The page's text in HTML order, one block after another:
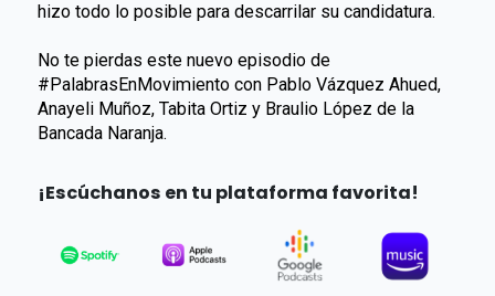
hizo todo lo posible para descarrilar su candidatura.
No te pierdas este nuevo episodio de
#PalabrasEnMovimiento con Pablo Vázquez Ahued,
Anayeli Muñoz, Tabita Ortiz y Braulio López de la
Bancada Naranja.
¡Escúchanos en tu plataforma favorita!